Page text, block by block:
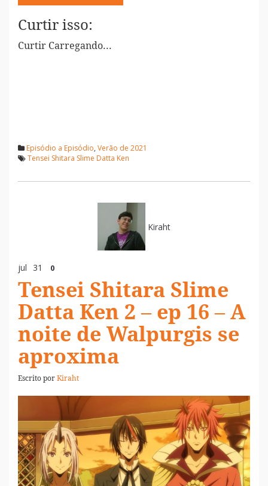
Curtir isso:
Curtir Carregando...
Episódio a Episódio, Verão de 2021
Tensei Shitara Slime Datta Ken
Kiraht
jul 31 0
Tensei Shitara Slime
Datta Ken 2 – ep 16 – A
noite de Walpurgis se
aproxima
Escrito porKiraht